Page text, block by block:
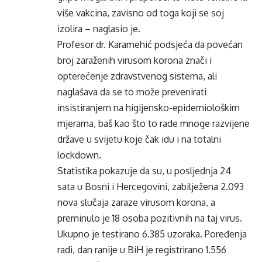
više vakcina, zavisno od toga koji se soj
izolira – naglasio je.
Profesor dr. Karamehić podsjeća da povećan
broj zaraženih virusom korona znači i
opterećenje zdravstvenog sistema, ali
naglašava da se to može prevenirati
insistiranjem na higijensko-epidemiološkim
mjerama, baš kao što to rade mnoge razvijene
države u svijetu koje čak idu i na totalni
lockdown.
Statistika pokazuje da su, u posljednja 24
sata u Bosni i Hercegovini, zabilježena 2.093
nova slučaja zaraze virusom korona, a
preminulo je 18 osoba pozitivnih na taj virus.
Ukupno je testirano 6.385 uzoraka. Poređenja
radi, dan ranije u BiH je registrirano 1.556